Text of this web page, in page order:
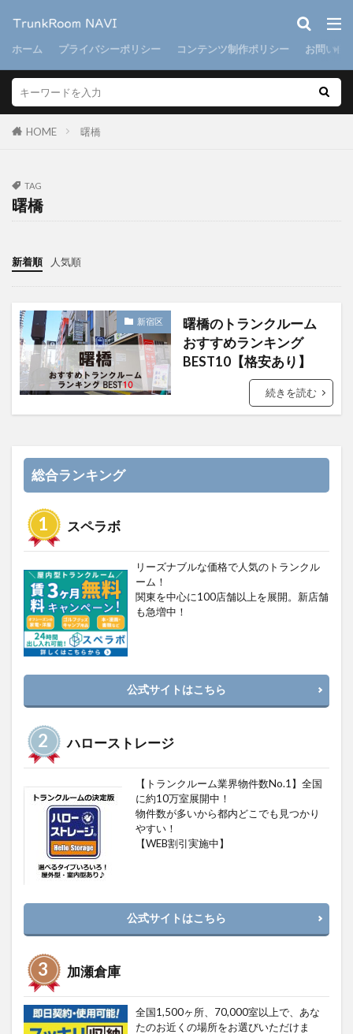
ホーム プライバシーポリシー コンテンツ制作ポリシー お問い合
HOME 曙橋
TAG
曙橋
新着順 人気順
新宿区
曙橋のトランクルーム
おすすめランキング
BEST10【格安あり】
続きを読む
総合ランキング
スペラボ
リーズナブルな価格で人気のトランクル
ーム！
関東を中心に100店舗以上を展開。新店舗
も急増中！
公式サイトはこちら
ハローストレージ
【トランクルーム業界物件数No.1】全国
に約10万室展開中！
物件数が多いから都内どこでも見つかり
やすい！
【WEB割引実施中】
公式サイトはこちら
加瀬倉庫
全国1,500ヶ所、70,000室以上で、あな
たのお近くの場所をお選びいただけま